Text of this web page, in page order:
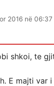
2016 në
shkoi, te
E majti var